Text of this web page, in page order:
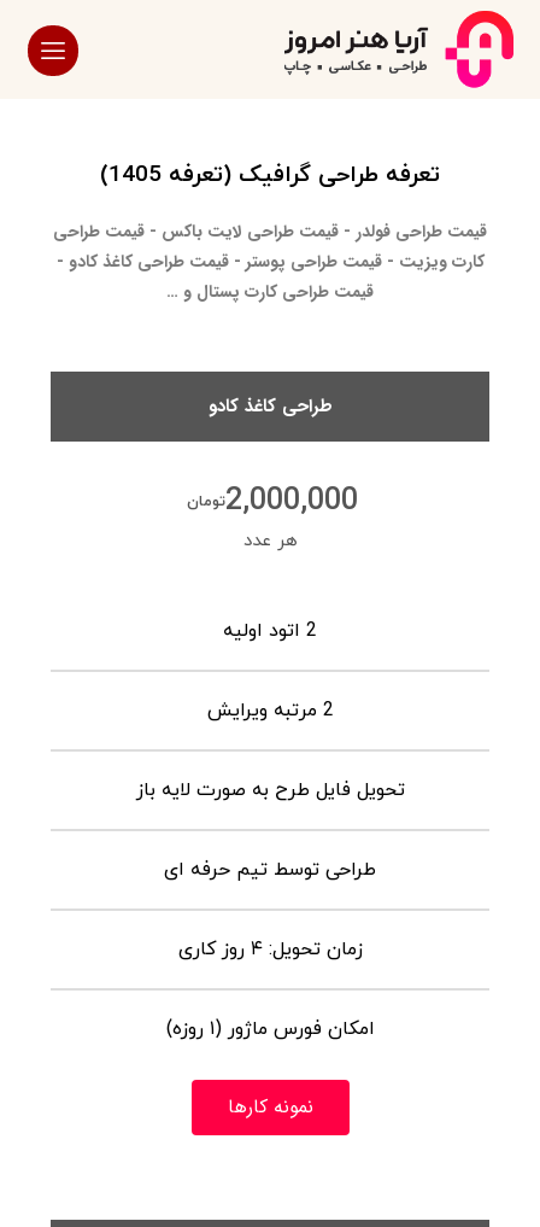
تعرفه طراحی گرافیک (تعرفه 1405)
قیمت طراحی فولدر - قیمت طراحی لایت باکس - قیمت طراحی
کارت ویزیت - قیمت طراحی پوستر - قیمت طراحی کاغذ کادو -
قیمت طراحی کارت پستال و …
طراحی کاغذ کادو
تومان2,000,000
هر عدد
2 اتود اولیه
2 مرتبه ویرایش
تحویل فایل طرح به صورت لایه باز
طراحی توسط تیم حرفه ای
زمان تحویل: ۴ روز کاری
امکان فورس ماژور (۱ روزه)
نمونه کارها